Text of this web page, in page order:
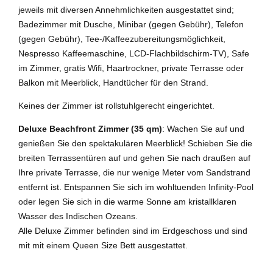
jeweils mit diversen Annehmlichkeiten ausgestattet sind;
Badezimmer mit Dusche, Minibar (gegen Gebühr), Telefon
(gegen Gebühr), Tee-/Kaffeezubereitungsmöglichkeit,
Nespresso Kaffeemaschine, LCD-Flachbildschirm-TV), Safe
im Zimmer, gratis Wifi, Haartrockner, private Terrasse oder
Balkon mit Meerblick, Handtücher für den Strand.
Keines der Zimmer ist rollstuhlgerecht eingerichtet.
Deluxe Beachfront Zimmer (35 qm): Wachen Sie auf und
genießen Sie den spektakulären Meerblick! Schieben Sie die
breiten Terrassentüren auf und gehen Sie nach draußen auf
Ihre private Terrasse, die nur wenige Meter vom Sandstrand
entfernt ist. Entspannen Sie sich im wohltuenden Infinity-Pool
oder legen Sie sich in die warme Sonne am kristallklaren
Wasser des Indischen Ozeans.
Alle Deluxe Zimmer befinden sind im Erdgeschoss und sind
mit mit einem Queen Size Bett ausgestattet.